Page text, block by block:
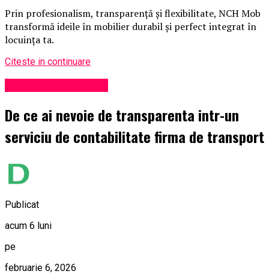
Prin profesionalism, transparență și flexibilitate, NCH Mob
transformă ideile în mobilier durabil și perfect integrat în
locuința ta.
Citeste in continuare
De ce ai nevoie de transparenta intr-un
serviciu de contabilitate firma de transport
Publicat
acum 6 luni
pe
februarie 6, 2026